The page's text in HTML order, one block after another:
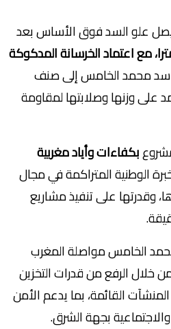
علو السد فوق الأساس بعد
مترا، مع اعتماد الخرسانة المدكوكة
سد محمد الخامس إلى صنف
على وزنها وصلابتها لمقاومة
بكفاءات وأياد مغربية
الوطنية المتراكمة في مجال
وقدرتها على تنفيذ مشاريع
الخامس مواصلة المغرب
من خلال الرفع من قدرات التخزين
القائمة، بما يدعم الأمن
والاجتماعية بجهة الشرق.